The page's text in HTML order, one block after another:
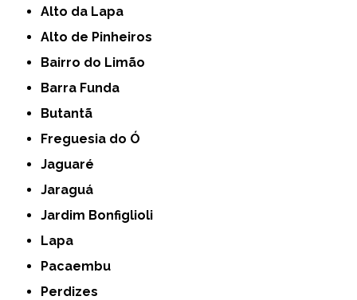
Alto da Lapa
Alto de Pinheiros
Bairro do Limão
Barra Funda
Butantã
Freguesia do Ó
Jaguaré
Jaraguá
Jardim Bonfiglioli
Lapa
Pacaembu
Perdizes